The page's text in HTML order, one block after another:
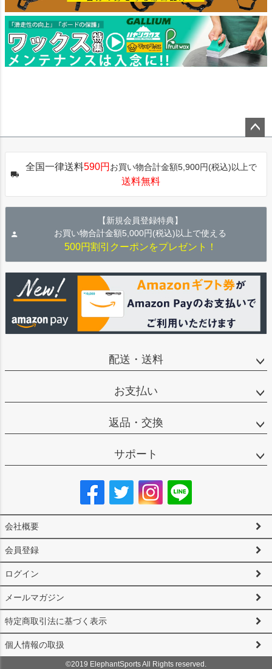
ップ
全国一律送料590円 お買い物合計金額5,900円(税込)以上で
送料無料
【新規会員登録特典】
お買い物合計金額5,000円(税込)以上で使える
500円割引クーポンをプレゼント！
配送・送料
お支払い
返品・交換
サポート
会社概要
会員登録
ログイン
メールマガジン
特定商取引法に基づく表示
個人情報の取扱
©2019 ElephantSports All Rights reserved.